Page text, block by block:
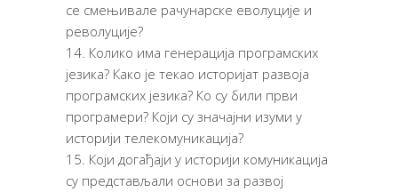
се смењивале рачунарске еволуције и
револуције?
Колико има генерација програмских
језика? Како је текао историјат развоја
програмских језика? Ко су били први
програмери? Који су значајни изуми у
историји телекомуникација?
Који догађаји у историји комуникација
су представљали основи за развој